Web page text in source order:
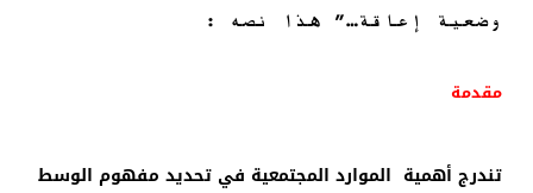
وضعية إعاقة…” هذا نصه :
مقدمة
تندرج أهمية الموارد المجتمعية في تحديد مفهوم الوسط